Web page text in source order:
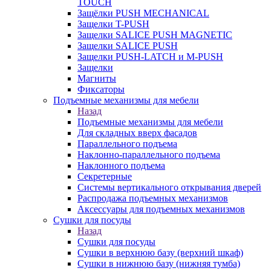
TOUCH
Защёлки PUSH MECHANICAL
Защелки T-PUSH
Защелки SALICE PUSH MAGNETIC
Защелки SALICE PUSH
Защелки PUSH-LATCH и M-PUSH
Защелки
Магниты
Фиксаторы
Подъемные механизмы для мебели
Назад
Подъемные механизмы для мебели
Для складных вверх фасадов
Параллельного подъема
Наклонно-параллельного подъема
Наклонного подъема
Секретерные
Системы вертикального открывания дверей
Распродажа подъемных механизмов
Аксессуары для подъемных механизмов
Сушки для посуды
Назад
Сушки для посуды
Сушки в верхнюю базу (верхний шкаф)
Сушки в нижнюю базу (нижняя тумба)